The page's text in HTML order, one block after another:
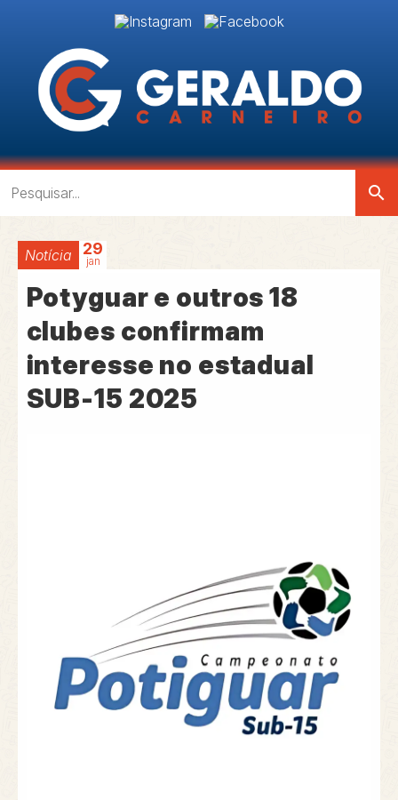
search
Notícia 29
jan
Potyguar e outros 18
clubes confirmam
interesse no estadual
SUB-15 2025